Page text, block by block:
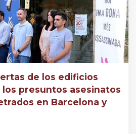
de los edificios
presuntos asesinatos
en Barcelona y